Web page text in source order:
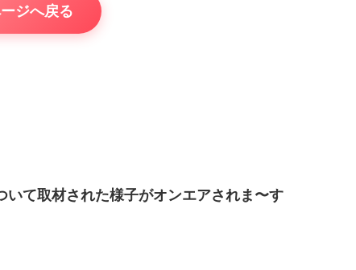
ジへ戻る
て取材された様子がオンエアされま〜す